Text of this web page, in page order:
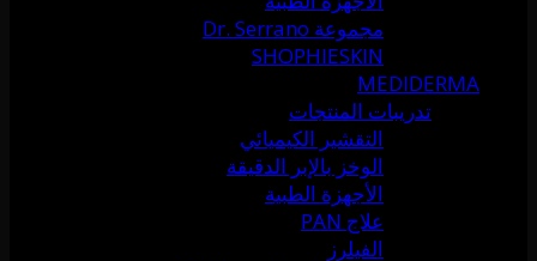
مجموعة Dr. Serrano
SHOPHIESKIN
MEDIDERMA
تدريبات المنتجات
التقشير الكيميائي
الوخز بالإبر الدقيقة
الأجهزة الطبية
علاج PAN
الفيلرز